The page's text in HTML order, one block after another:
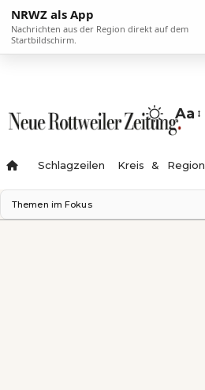
NRWZ als App
Nachrichten aus der Region direkt auf dem
Startbildschirm.
Aa
Schlagzeilen Kreis & Region
Themen im Fokus